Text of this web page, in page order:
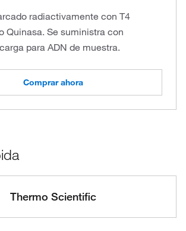
radiactivamente con T4
Quinasa. Se suministra con
para ADN de muestra.
Comprar ahora
Thermo Scientific